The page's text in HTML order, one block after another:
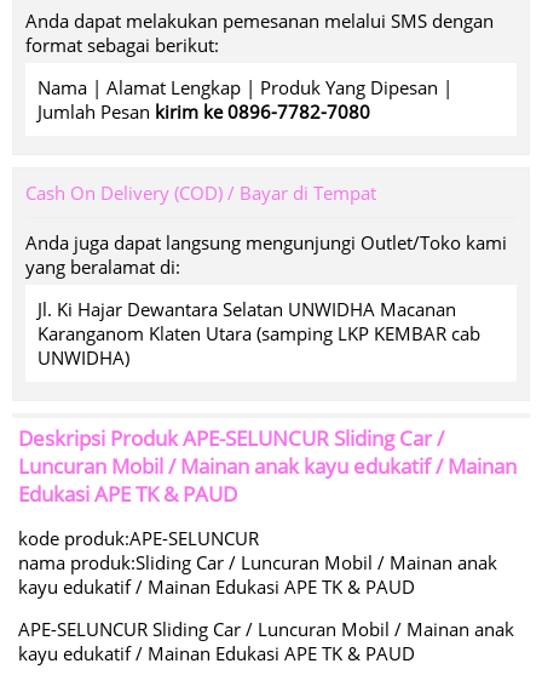
Anda dapat melakukan pemesanan melalui SMS dengan
format sebagai berikut:
Nama | Alamat Lengkap | Produk Yang Dipesan |
Jumlah Pesan kirim ke 0896-7782-7080
Cash On Delivery (COD) / Bayar di Tempat
Anda juga dapat langsung mengunjungi Outlet/Toko kami
yang beralamat di:
Jl. Ki Hajar Dewantara Selatan UNWIDHA Macanan
Karanganom Klaten Utara (samping LKP KEMBAR cab
UNWIDHA)
Deskripsi ProdukAPE-SELUNCUR Sliding Car /
Luncuran Mobil / Mainan anak kayu edukatif / Mainan
Edukasi APE TK & PAUD
kode produk:APE-SELUNCUR
nama produk:Sliding Car / Luncuran Mobil / Mainan anak
kayu edukatif / Mainan Edukasi APE TK & PAUD
APE-SELUNCUR Sliding Car / Luncuran Mobil / Mainan anak
kayu edukatif / Mainan Edukasi APE TK & PAUD